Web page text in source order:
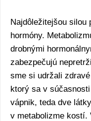
Najdôležitejšou silou
hormóny.
drobnými
zabezpečujú
sme si udržali
ktorý sa v
vápnik, teda dve
v metabolizme kostí.